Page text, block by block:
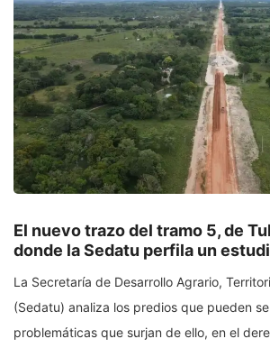
El nuevo trazo del tramo 5, de
donde la Sedatu perfila un
La Secretaría de Desarrollo Agrario,
(Sedatu) analiza los predios que pueden
problemáticas que surjan de ello, en el